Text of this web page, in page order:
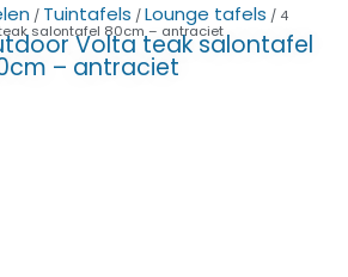
/ Tuintafels /Lounge tafels / 4
salontafel 80cm – antraciet
Volta teak salontafel
– antraciet